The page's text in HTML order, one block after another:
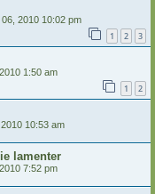
2010 10:02 pm
1 2 3
1:50 am
1 2
10:53 am
lamenter
7:52 pm